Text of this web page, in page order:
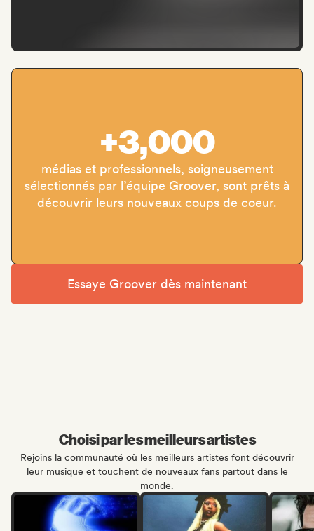
+3,000
médias et professionnels, soigneusement
sélectionnés par l’équipe Groover, sont prêts à
découvrir leurs nouveaux coups de coeur.
Essaye Groover dès maintenant
Choisi par les meilleurs artistes
Rejoins la communauté où les meilleurs artistes font découvrir
leur musique et touchent de nouveaux fans partout dans le
monde.